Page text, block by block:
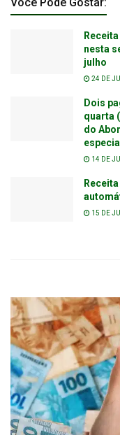
nesta
julho
24 DE
Dois
quarta
do
14 DE
15 DE